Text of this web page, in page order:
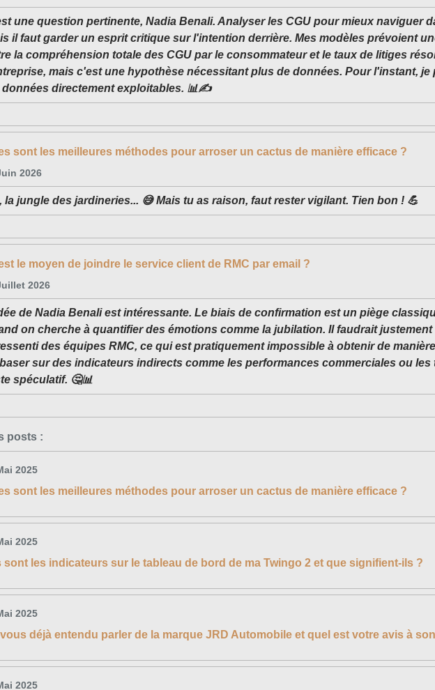
une question pertinente, Nadia Benali. Analyser les CGU pour mieux naviguer
il faut garder un esprit critique sur l'intention derrière. Mes modèles prévoient
la compréhension totale des CGU par le consommateur et le taux de litiges
mais c'est une hypothèse nécessitant plus de données. Pour l'instant, je
données directement exploitables. 📊✍️
sont les meilleures méthodes pour arroser un cactus de manière efficace ?
2026
la jungle des jardineries... 😅 Mais tu as raison, faut rester vigilant. Tien bon ! 💪
le moyen de joindre le service client de RMC par email ?
2026
de Nadia Benali est intéressante. Le biais de confirmation est un piège
on cherche à quantifier des émotions comme la jubilation. Il faudrait
des équipes RMC, ce qui est pratiquement impossible à obtenir de
sur des indicateurs indirects comme les performances commerciales ou les
spéculatif. 🤔📊
posts :
2025
sont les meilleures méthodes pour arroser un cactus de manière efficace ?
2025
sont les indicateurs sur le tableau de bord de ma Twingo 2 et que signifient-ils ?
2025
déjà entendu parler de la marque JRD Automobile et quel est votre avis à
2025